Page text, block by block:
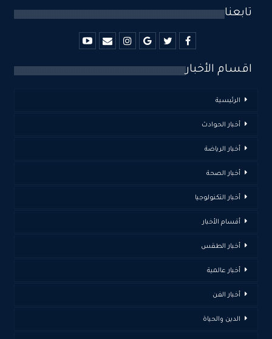
تابعنا
اقسام الأخبار
الرئيسية
أخبار الحوادث
أخبار الرياضة
أخبار الصحة
أخبار التكنولوجيا
أقسام الأخبار
أخبار الطقس
أخبار عالمية
أخبار الفن
الدين والحياة